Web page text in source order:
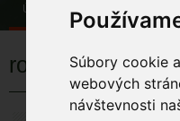
Súbory cookie
webových
návštevnosti
Úvod Pozorovania a
rosnička zelená